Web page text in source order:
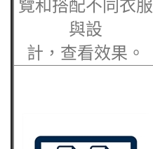
覽和搭配不同衣服
與設
計，查看效果。